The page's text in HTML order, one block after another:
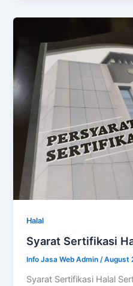
Halal
Syarat Sertifikasi
Info Jasa Web Admin/August
Syarat Sertifikasi Halal